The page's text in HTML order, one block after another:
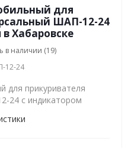
для
ШАП-12-24
Хабаровске
в наличии (19)
12-24
для прикуривателя
24 с индикатором